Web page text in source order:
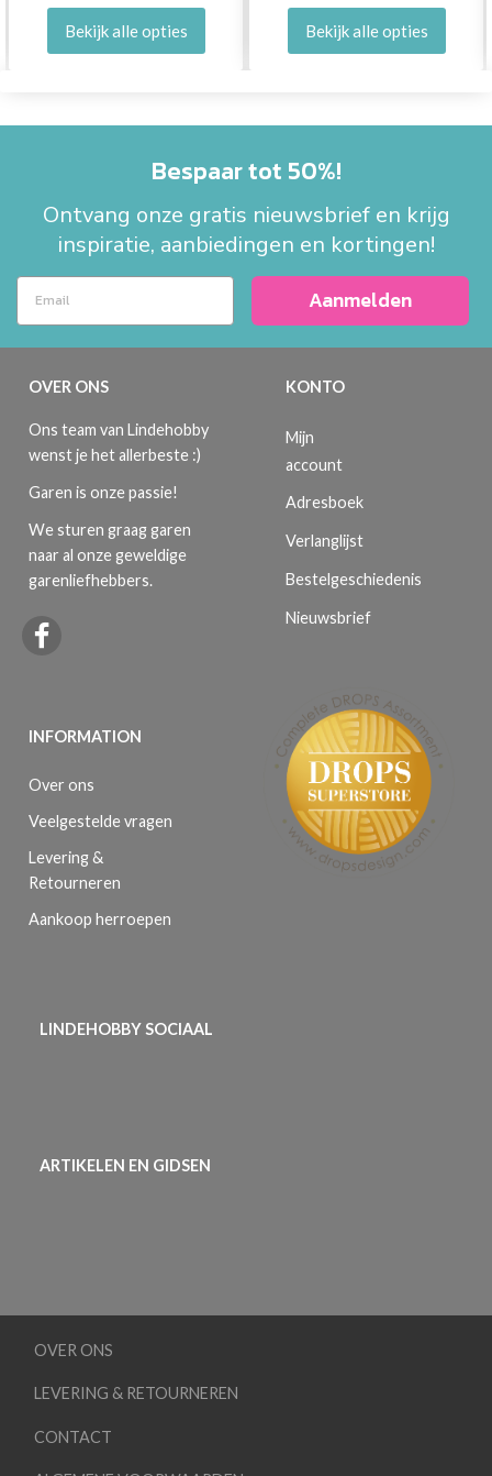
Bekijk alle opties Bekijk alle opties
Bespaar tot 50%!
Ontvang onze gratis nieuwsbrief en krijg
inspiratie, aanbiedingen en kortingen!
Aanmelden
OVER ONS
Ons team van Lindehobby
wenst je het allerbeste :)
Garen is onze passie!
We sturen graag garen
naar al onze geweldige
garenliefhebbers.
INFORMATION
Over ons
Veelgestelde vragen
Levering &
Retourneren
Aankoop herroepen
KONTO
Mijn
account
Adresboek
Verlanglijst
Bestelgeschiedenis
Nieuwsbrief
LINDEHOBBY SOCIAAL
ARTIKELEN EN GIDSEN
OVER ONS
LEVERING & RETOURNEREN
CONTACT